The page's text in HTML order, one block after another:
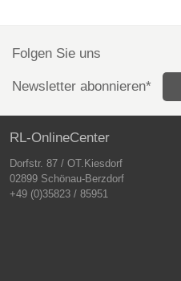
Folgen Sie uns
Newsletter abonnieren*
RL-OnlineCenter
Dorfstr. 87 / OT.Kiesdorf
02899 Schönau-Berzdorf
+49 (0)35823 / 85951